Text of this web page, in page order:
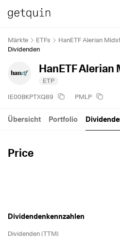
Märkte ETFs
HanETF Alerian
Dividenden
ETP
IE00BKPTXQ89 PMLP
Price
Übersicht Portfolio
Dividendenkennzahlen
Dividenden (TTM)